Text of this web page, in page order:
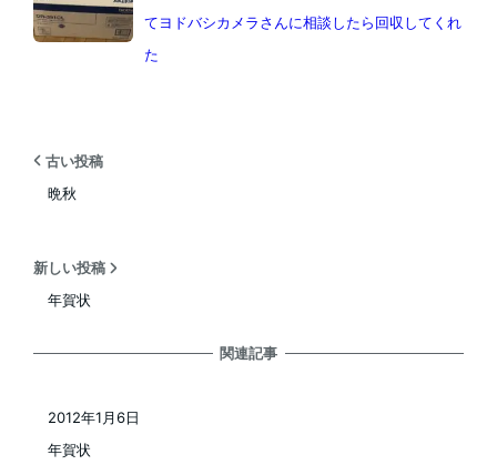
てヨドバシカメラさんに相談したら回収してくれ
た
古い投稿
晩秋
新しい投稿
年賀状
関連記事
年賀状
2012年1月6日